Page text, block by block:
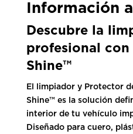
cantidad
Información
Descubre la
profesional con
Shine™
El limpiador y Protector
Shine™ es la solución
interior de tu vehículo
Diseñado para cuero,